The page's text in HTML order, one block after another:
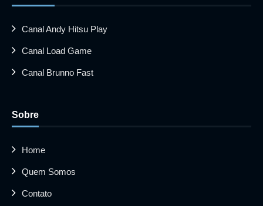
Canal Andy Hitsu Play
Canal Load Game
Canal Brunno Fast
Sobre
Home
Quem Somos
Contato